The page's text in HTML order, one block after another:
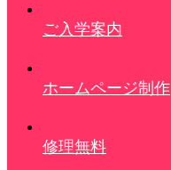
ご入学案内
ホームページ制作
修理無料